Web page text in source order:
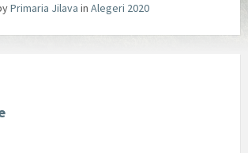
Primaria Jilava in Alegeri 2020